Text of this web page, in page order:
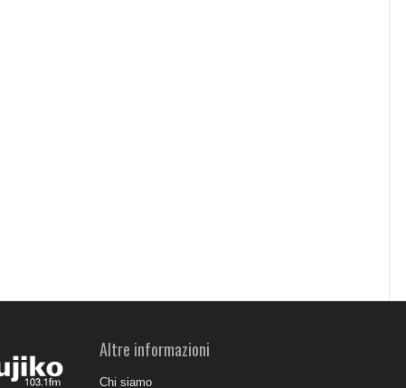
Altre informazioni
Chi siamo